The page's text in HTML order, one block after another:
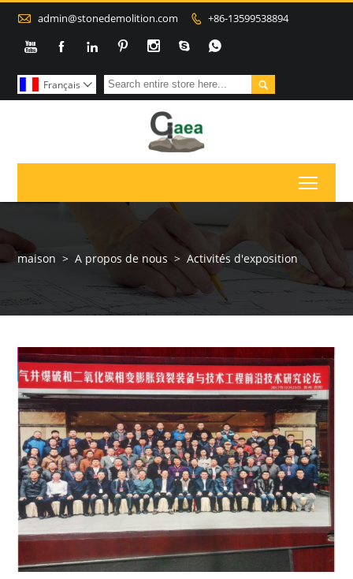
 admin@stonedemolition.com  +86-13599538894
      

Français 
maison > A propos de nous > Activités d'exposition